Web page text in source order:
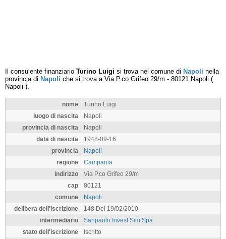
Il consulente finanziario Turino Luigi si trova nel comune di Napoli nella
provincia di Napoli che si trova a Via P.co Grifeo 29/m - 80121 Napoli (
Napoli ).
nome
Turino Luigi
luogo di nascita
Napoli
provincia di nascita
Napoli
data di nascita
1948-09-16
provincia
Napoli
regione
Campania
indirizzo
Via P.co Grifeo 29/m
cap
80121
comune
Napoli
delibera dell'iscrizione
148 Del 19/02/2010
intermediario
Sanpaolo Invest Sim Spa
stato dell'iscrizione
Iscritto